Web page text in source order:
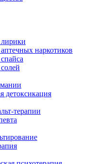
наркотиков
детоксикация
терапии